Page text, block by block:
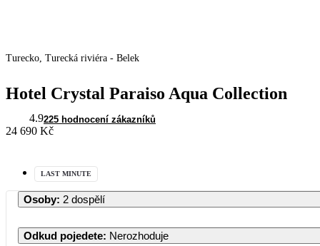
Turecko, Turecká riviéra - Belek
Hotel Crystal Paraiso Aqua Collection
4.9225 hodnocení zákazníků
24 690 Kč
LAST MINUTE
Osoby: 2 dospělí
Odkud pojedete: Nerozhoduje